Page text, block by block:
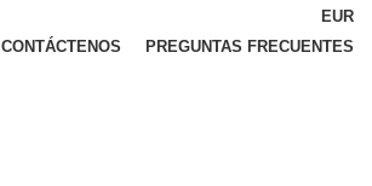
EUR
CONTÁCTENOS PREGUNTAS FRECUENTES